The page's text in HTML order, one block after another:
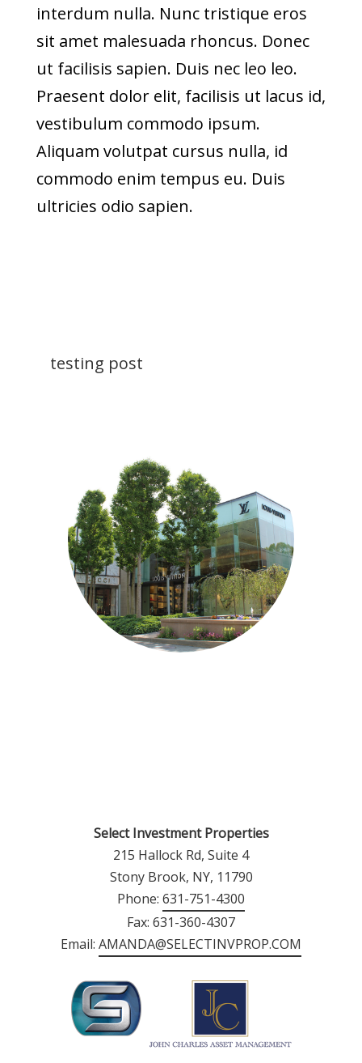
interdum nulla. Nunc tristique eros
sit amet malesuada rhoncus. Donec
ut facilisis sapien. Duis nec leo leo.
Praesent dolor elit, facilisis ut lacus id,
vestibulum commodo ipsum.
Aliquam volutpat cursus nulla, id
commodo enim tempus eu. Duis
ultricies odio sapien.
testing post
Select Investment Properties
215 Hallock Rd, Suite 4
Stony Brook, NY, 11790
Phone: 631-751-4300
Fax: 631-360-4307
Email: AMANDA@SELECTINVPROP.COM